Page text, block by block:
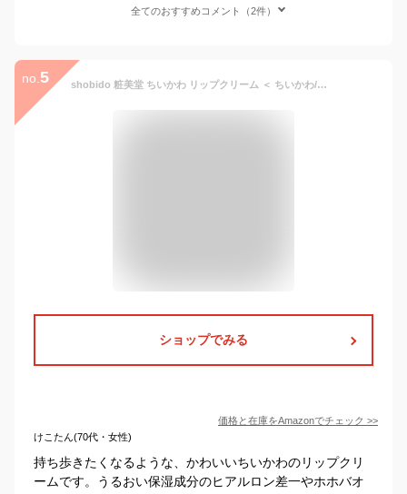
全てのおすすめコメント（2件）
no. 5 shobido 粧美堂 ちいかわ リップクリーム ＜ ちいかわ/ストロベリー ＞ CW24442
ショップでみる
価格と在庫をAmazonでチェック >>
けこたん(70代・女性)
持ち歩きたくなるような、かわいいちいかわのリップクリ
ームです。うるおい保湿成分のヒアルロン差一やホホバオ